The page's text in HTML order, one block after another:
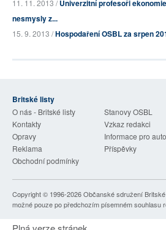
11. 11. 2013 /Univerzitní profesoři
nesmysly z...
15. 9. 2013 /Hospodaření OSBL za srpen
Britské listy
O nás - Britské listy
Stanovy OSBL
Kontakty
Vzkaz redakci
Opravy
Informace pro
Reklama
Příspěvky
Obchodní podmínky
Copyright © 1996-2026Občanské sdružení
možné pouze po předchozím písemném souhlasu